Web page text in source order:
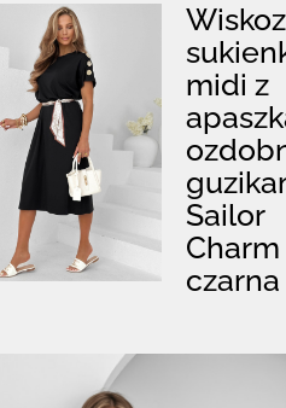
midi z
Sailor
Charm
czarna